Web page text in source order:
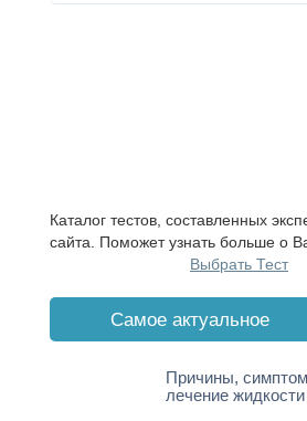
Каталог тестов, составленных
сайта. Поможет узнать больше о
Выбрать Тест
Cамое актуальное
Причины,
лечение